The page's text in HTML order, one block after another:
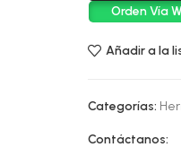
Orden Vía
Añadir a la
Categorías:
Contáctanos: